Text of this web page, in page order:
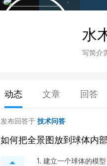
水
写简介
动态 文章 回答
发布回答于 技术问答
如何把全景图放到球体内
1. 建立一个球体的模